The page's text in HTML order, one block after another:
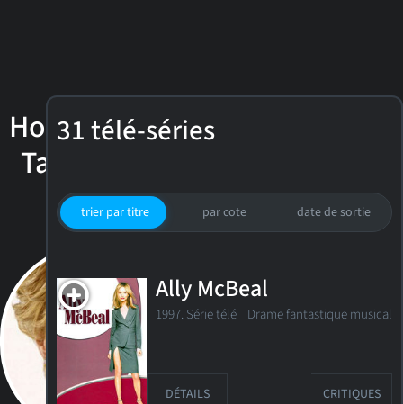
Holland
Taylor
31 télé-séries
trier par titre par cote date de sortie
Ally McBeal
1997. Série télé Drame fantastique musical
DÉTAILS CRITIQUES